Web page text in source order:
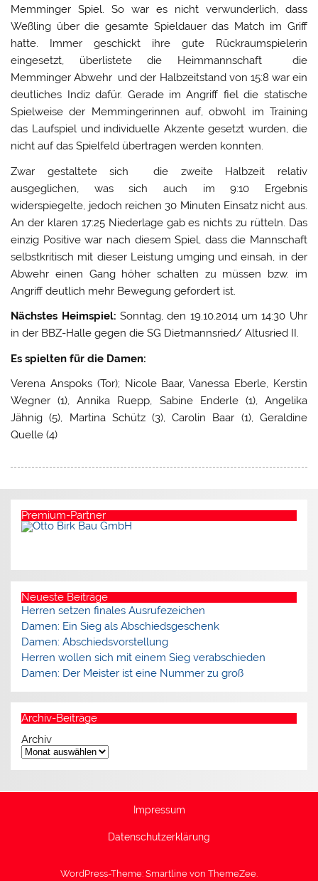
Memminger Spiel. So war es nicht verwunderlich, dass
Weßling über die gesamte Spieldauer das Match im Griff
hatte. Immer geschickt ihre gute Rückraumspielerin
eingesetzt, überlistete die Heimmannschaft die
Memminger Abwehr und der Halbzeitstand von 15:8 war ein
deutliches Indiz dafür. Gerade im Angriff fiel die statische
Spielweise der Memmingerinnen auf, obwohl im Training
das Laufspiel und individuelle Akzente gesetzt wurden, die
nicht auf das Spielfeld übertragen werden konnten.
Zwar gestaltete sich die zweite Halbzeit relativ
ausgeglichen, was sich auch im 9:10 Ergebnis
widerspiegelte, jedoch reichen 30 Minuten Einsatz nicht aus.
An der klaren 17:25 Niederlage gab es nichts zu rütteln. Das
einzig Positive war nach diesem Spiel, dass die Mannschaft
selbstkritisch mit dieser Leistung umging und einsah, in der
Abwehr einen Gang höher schalten zu müssen bzw. im
Angriff deutlich mehr Bewegung gefordert ist.
Nächstes Heimspiel: Sonntag, den 19.10.2014 um 14:30 Uhr
in der BBZ-Halle gegen die SG Dietmannsried/ Altusried II.
Es spielten für die Damen:
Verena Anspoks (Tor); Nicole Baar, Vanessa Eberle, Kerstin
Wegner (1), Annika Ruepp, Sabine Enderle (1), Angelika
Jähnig (5), Martina Schütz (3), Carolin Baar (1), Geraldine
Quelle (4)
Premium-Partner
Neueste Beiträge
Herren setzen finales Ausrufezeichen
Damen: Ein Sieg als Abschiedsgeschenk
Damen: Abschiedsvorstellung
Herren wollen sich mit einem Sieg verabschieden
Damen: Der Meister ist eine Nummer zu groß
Archiv-Beiträge
Archiv
Impressum
Datenschutzerklärung
WordPress-Theme: Smartline von ThemeZee.